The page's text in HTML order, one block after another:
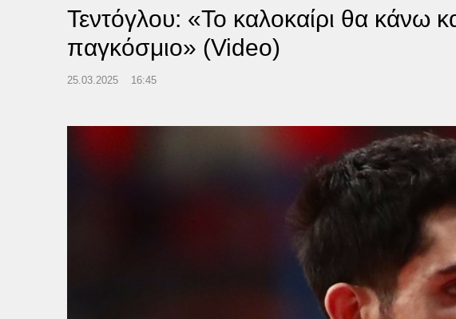
Τεντόγλου: «Το καλοκαίρι θα κάνω
παγκόσμιο» (Video)
25.03.2025 16:45